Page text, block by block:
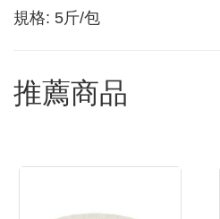
規格: 5斤/包
推薦商品